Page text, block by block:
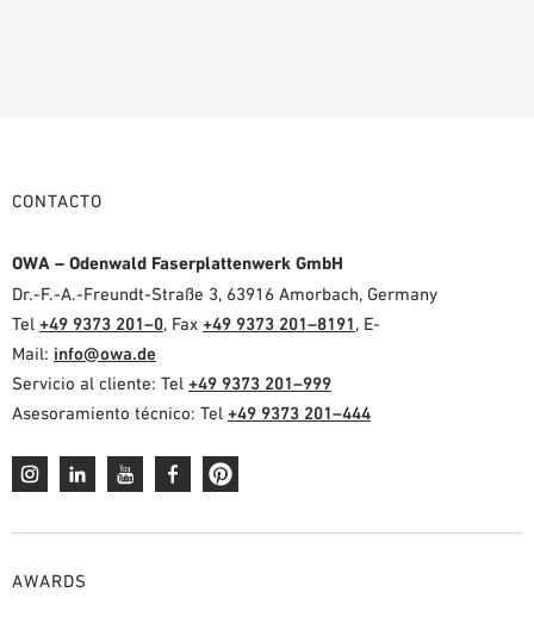
CONTACTO
OWA – Odenwald Faserplattenwerk GmbH
Dr.-F.-A.-Freundt-Straße 3, 63916 Amorbach, Germany
Tel +49 9373 201–0, Fax +49 9373 201–8191, E-
Mail: info@owa.de
Servicio al cliente: Tel +49 9373 201–999
Asesoramiento técnico: Tel +49 9373 201–444
AWARDS